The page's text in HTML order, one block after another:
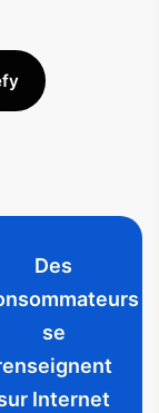
Des
se
Internet